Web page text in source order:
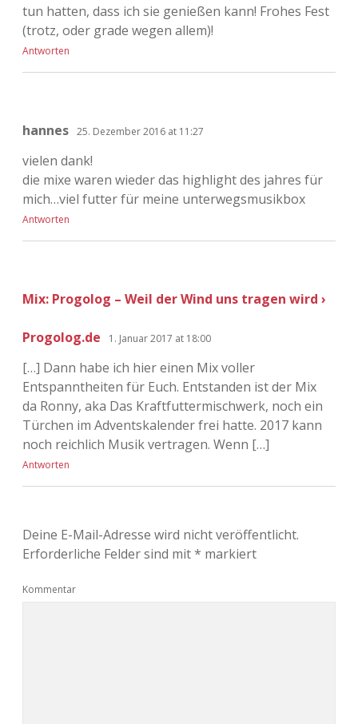
tun hatten, dass ich sie genießen kann! Frohes Fest
(trotz, oder grade wegen allem)!
Antworten
hannes 25. Dezember 2016 at 11:27
vielen dank!
die mixe waren wieder das highlight des jahres für
mich…viel futter für meine unterwegsmusikbox
Antworten
Mix: Progolog – Weil der Wind uns tragen wird ›
Progolog.de 1. Januar 2017 at 18:00
[…] Dann habe ich hier einen Mix voller
Entspanntheiten für Euch. Entstanden ist der Mix
da Ronny, aka Das Kraftfuttermischwerk, noch ein
Türchen im Adventskalender frei hatte. 2017 kann
noch reichlich Musik vertragen. Wenn […]
Antworten
Deine E-Mail-Adresse wird nicht veröffentlicht.
Erforderliche Felder sind mit* markiert
Kommentar